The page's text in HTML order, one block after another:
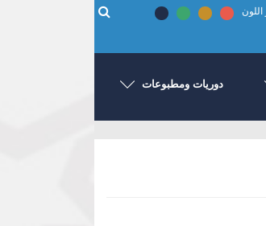
اللون
دوريات ومطبوعات